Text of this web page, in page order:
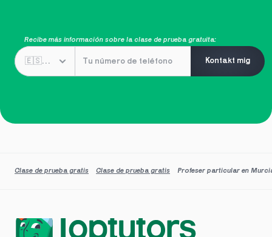
Recibe más información sobre la clase de prueba gratuita:
Kontakt mig
Clase de prueba gratis Clase de prueba gratis Profeser particular en